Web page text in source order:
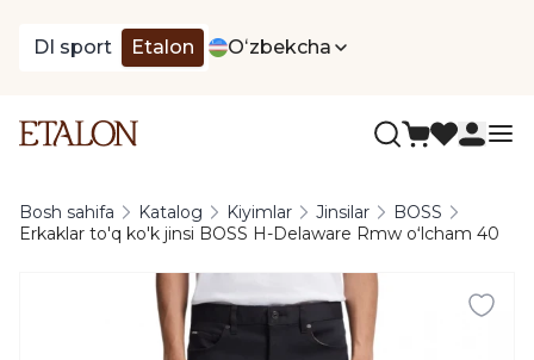
DI sport Etalon Oʻzbekcha
Bosh sahifa Katalog Kiyimlar Jinsilar
BOSS
Erkaklar to'q ko'k jinsi BOSS H-Delaware Rmw oʻlcham 40